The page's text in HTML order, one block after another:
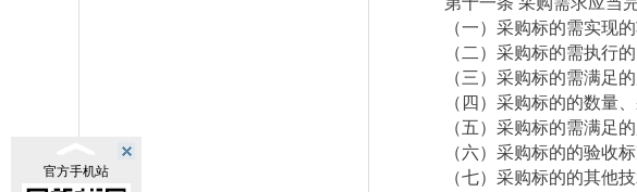
（一）采购标的需实现
（二）采购标的需执行
（三）采购标的需满足
（四）采购标的的数量
（五）采购标的需满足
（六）采购标的的验收标
（七）采购标的的其他
官方手机站